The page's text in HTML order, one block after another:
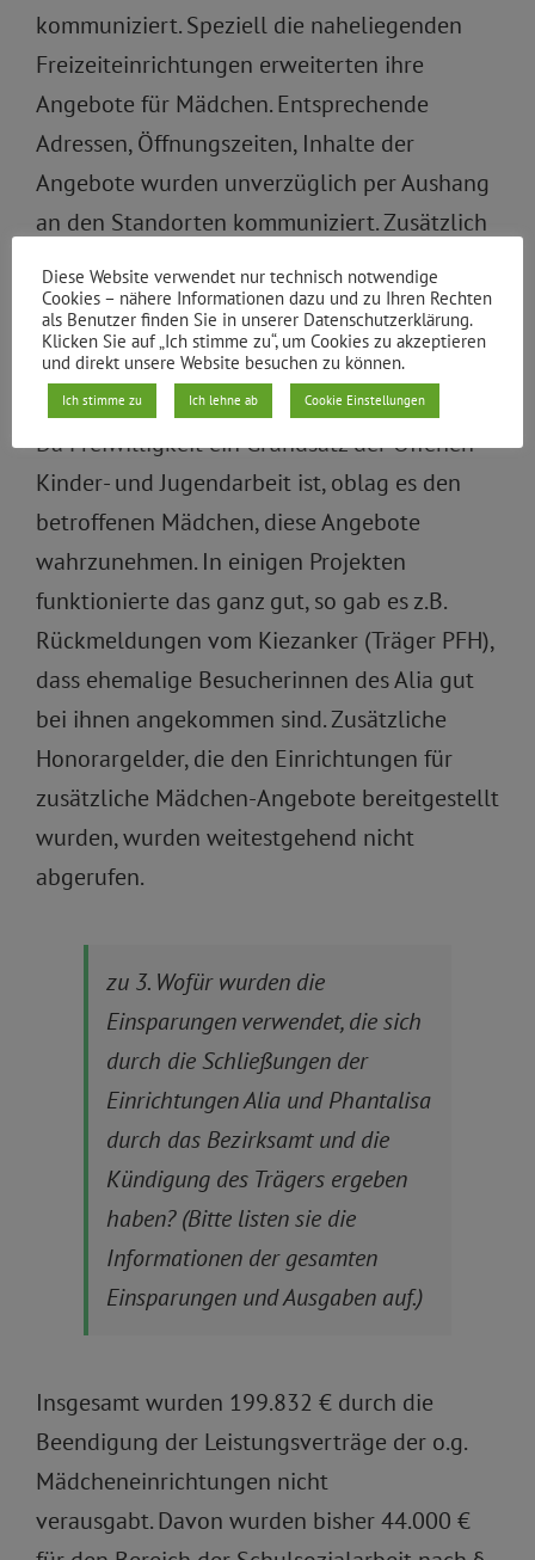
kommuniziert. Speziell die naheliegenden
Freizeiteinrichtungen erweiterten ihre
Angebote für Mädchen. Entsprechende
Adressen, Öffnungszeiten, Inhalte der
Angebote wurden unverzüglich per Aushang
an den Standorten kommuniziert. Zusätzlich
hatten z.B. die Mitarbeitenden der
Einrichtung „Phantalisa“ die Möglichkeit, ihre
Besucherinnen auf die Angebote / Aushänge
aufmerksam zu machen.
Da Freiwilligkeit ein Grundsatz der Offenen
Kinder- und Jugendarbeit ist, oblag es den
betroffenen Mädchen, diese Angebote
wahrzunehmen. In einigen Projekten
funktionierte das ganz gut, so gab es z.B.
Rückmeldungen vom Kiezanker (Träger PFH),
dass ehemalige Besucherinnen des Alia gut
bei ihnen angekommen sind. Zusätzliche
Honorargelder, die den Einrichtungen für
zusätzliche Mädchen-Angebote bereitgestellt
wurden, wurden weitestgehend nicht
abgerufen.
zu 3. Wofür wurden die
Einsparungen verwendet, die sich
durch die Schließungen der
Einrichtungen Alia und Phantalisa
durch das Bezirksamt und die
Kündigung des Trägers ergeben
haben? (Bitte listen sie die
Informationen der gesamten
Einsparungen und Ausgaben auf.)
Insgesamt wurden 199.832 € durch die
Beendigung der Leistungsverträge der o.g.
Mädcheneinrichtungen nicht
verausgabt. Davon wurden bisher 44.000 €
Diese Website verwendet nur technisch notwendige
Cookies – nähere Informationen dazu und zu Ihren Rechten
als Benutzer finden Sie in unserer Datenschutzerklärung.
Klicken Sie auf „Ich stimme zu“, um Cookies zu akzeptieren
und direkt unsere Website besuchen zu können.
Ich stimme zu Ich lehne ab Cookie Einstellungen